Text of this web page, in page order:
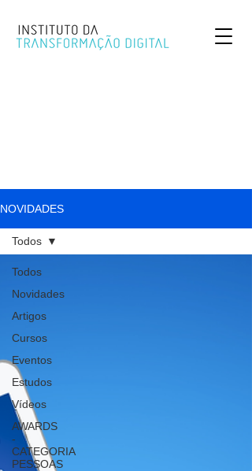
NOVIDADES
Todos
Novidades
Artigos
Cursos
Eventos
Estudos
Vídeos
AWARDS
-
CATEGORIA
PESSOAS
Todos